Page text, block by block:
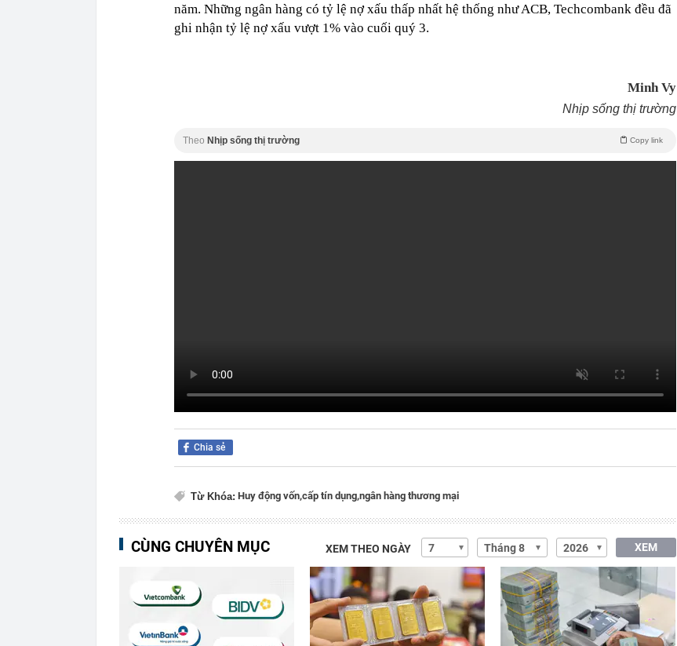
năm. Những ngân hàng có tỷ lệ nợ xấu thấp nhất hệ thống như ACB, Techcombank đều đã
ghi nhận tỷ lệ nợ xấu vượt 1% vào cuối quý 3.
Minh Vy
Nhịp sống thị trường
Theo Nhịp sống thị trường Copy link
Chia sẻ
Từ Khóa: Huy động vốn,cấp tín dụng,ngân hàng thương mại
CÙNG CHUYÊN MỤC XEM THEO NGÀY XEM